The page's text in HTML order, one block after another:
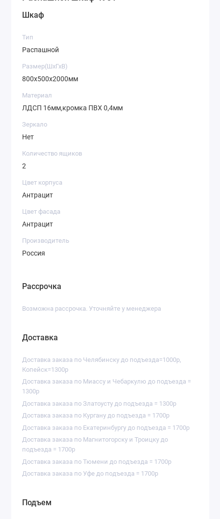
Шкаф
Тип
Распашной
Размер(ШхГхВ)
800х500х2000мм
Материал
ЛДСП 16мм,кромка ПВХ 0,4мм
Зеркало
Нет
Количество ящиков
2
Цвет корпуса
Антрацит
Цвет фасада
Антрацит
Производитель
Россия
Рассрочка
Возможна рассрочка. Уточняйте у менеджера
Доставка
Доставка заказа по Челябинску до подъезда=1000р,
Копейск=1300р
Доставка заказа по Миассу и Чебаркулю до подъезда =
1300р
Доставка заказа по Златоусту до подъезда = 1300р
Доставка заказа по Кургану до подъезда = 1700р
Доставка заказа по Екатеринбургу до подъезда = 1700р
Доставка заказа по Магнитогорску и Троицку до
подъезда = 1700р
Доставка заказа по Тюмени до подъезда = 1700р
Доставка заказа по Уфе до подъезда = 1700р
Подъем